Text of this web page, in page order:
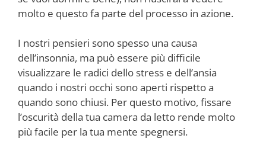
molto e questo fa parte del processo in azione.
I nostri pensieri sono spesso una causa
dell’insonnia, ma può essere più difficile
visualizzare le radici dello stress e dell’ansia
quando i nostri occhi sono aperti rispetto a
quando sono chiusi. Per questo motivo, fissare
l’oscurità della tua camera da letto rende molto
più facile per la tua mente spegnersi.